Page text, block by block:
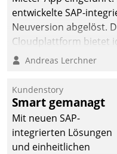
Datatrain ermöglicht
automatisiert
zielgerichtete
Mieterbefragungen –
starke Grundlage für
intelligente,
datengestützte
Entscheidungen.
entwickelte SAP-
Neuversion abgelöst.
Cloudplattform bietet
die Funktionalität der
integrieren.
Andreas Lerchner
Kundenstory
Smart gemanagt
Mit neuen SAP-
integrierten Lösungen
und einheitlichen